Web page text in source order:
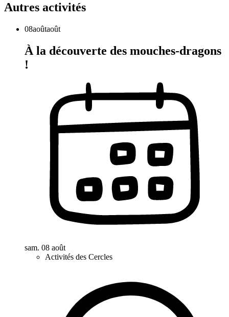
Autres activités
08aoûtaoût
À la découverte des mouches-dragons
!
sam. 08 août
Activités des Cercles